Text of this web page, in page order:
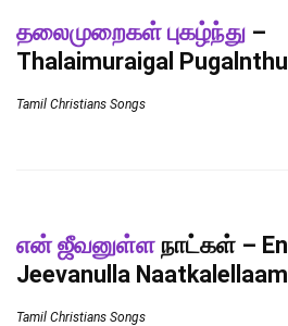
தலைமுறைகள் புகழ்ந்து –
Thalaimuraigal Pugalnthu
Tamil Christians Songs
என் ஜீவனுள்ள நாட்கள் – En
Jeevanulla Naatkalellaam
Tamil Christians Songs